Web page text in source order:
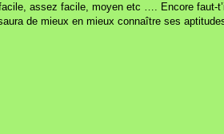
assez facile, moyen etc …. Encore faut-
de mieux en mieux connaître ses